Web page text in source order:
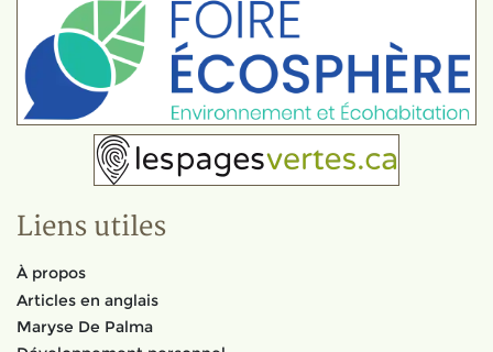
Liens utiles
À propos
Articles en anglais
Maryse De Palma